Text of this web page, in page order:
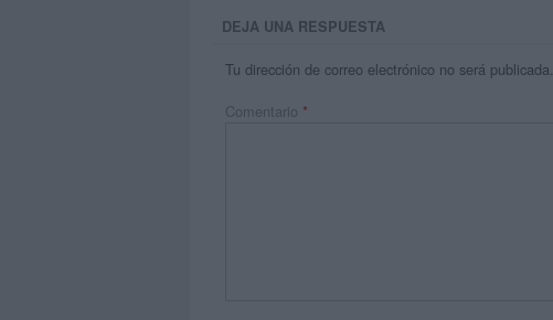
DEJA UNA RESPUESTA
Tu dirección de correo electrónico no será publicada.
Comentario *